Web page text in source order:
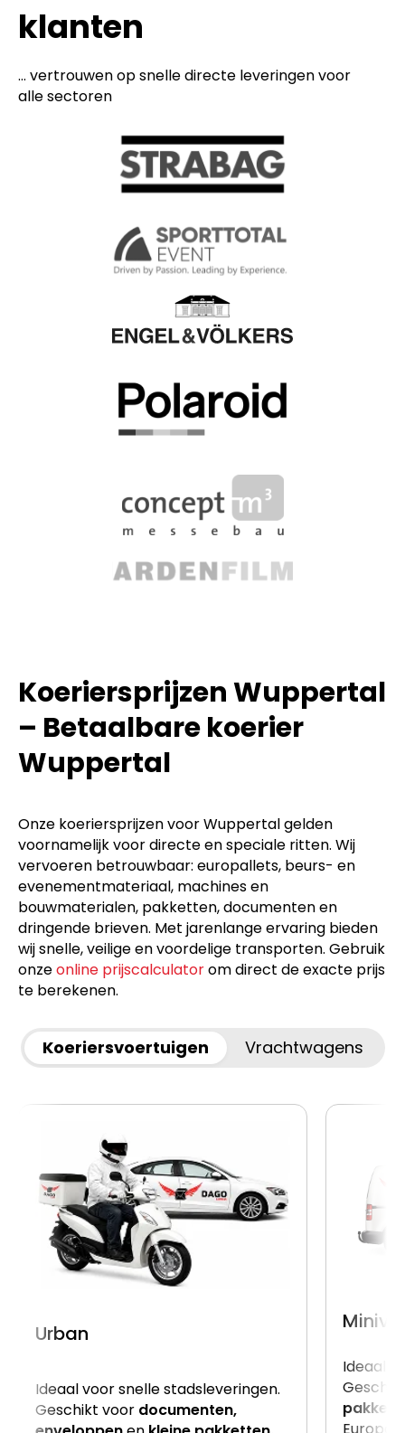
klanten
... vertrouwen op snelle directe leveringen voor
alle sectoren
Koeriersprijzen Wuppertal
– Betaalbare koerier
Wuppertal
Onze koeriersprijzen voor Wuppertal gelden
voornamelijk voor directe en speciale ritten. Wij
vervoeren betrouwbaar: europallets, beurs- en
evenementmateriaal, machines en
bouwmaterialen, pakketten, documenten en
dringende brieven. Met jarenlange ervaring bieden
wij snelle, veilige en voordelige transporten. Gebruik
onzeonline prijscalculatorom direct de exacte prijs
te berekenen.
Koeriersvoertuigen Vrachtwagens
Urban
Ideaal voor snelle stadsleveringen.
Geschikt voor documenten,
Ideaal